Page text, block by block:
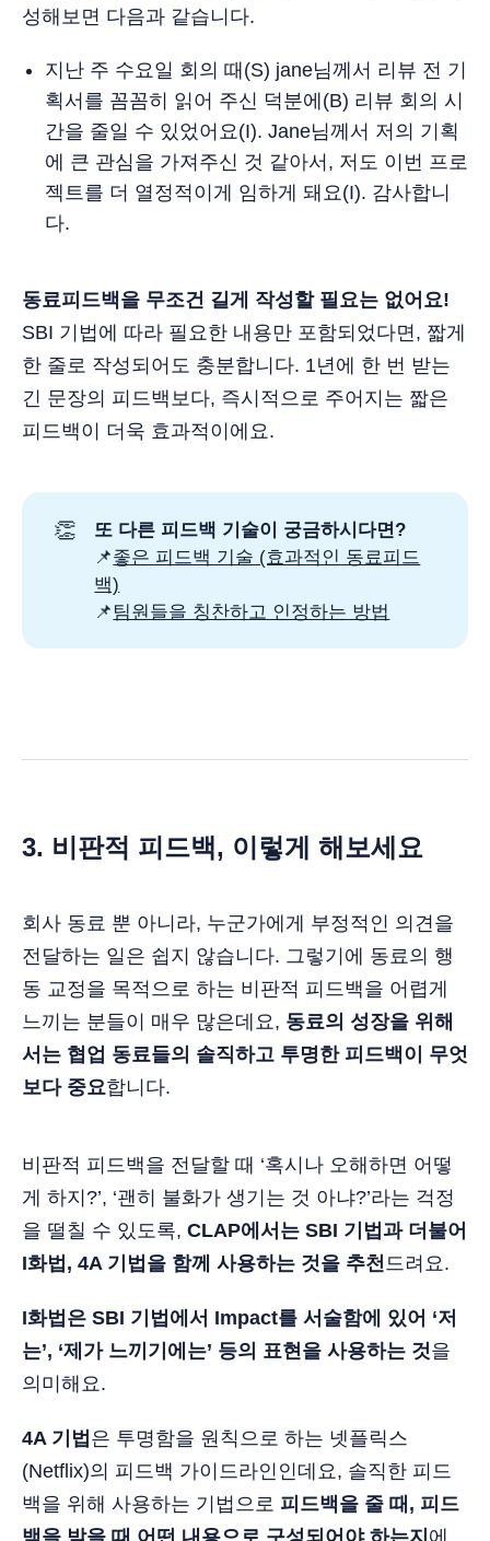
성해보면 다음과 같습니다.
지난 주 수요일 회의 때(S) jane님께서 리뷰 전 기
획서를 꼼꼼히 읽어 주신 덕분에(B) 리뷰 회의 시
간을 줄일 수 있었어요(I). Jane님께서 저의 기획
에 큰 관심을 가져주신 것 같아서, 저도 이번 프로
젝트를 더 열정적이게 임하게 돼요(I). 감사합니
다.
동료피드백을 무조건 길게 작성할 필요는 없어요!
SBI 기법에 따라 필요한 내용만 포함되었다면, 짧게
한 줄로 작성되어도 충분합니다. 1년에 한 번 받는
긴 문장의 피드백보다, 즉시적으로 주어지는 짧은
피드백이 더욱 효과적이에요.
👏
또 다른 피드백 기술이 궁금하시다면?
📌좋은 피드백 기술 (효과적인 동료피드
백)
📌 팀원들을 칭찬하고 인정하는 방법
3. 비판적 피드백, 이렇게 해보세요
회사 동료 뿐 아니라, 누군가에게 부정적인 의견을
전달하는 일은 쉽지 않습니다. 그렇기에 동료의 행
동 교정을 목적으로 하는 비판적 피드백을 어렵게
느끼는 분들이 매우 많은데요, 동료의 성장을 위해
서는 협업 동료들의 솔직하고 투명한 피드백이 무엇
보다 중요합니다.
비판적 피드백을 전달할 때 ‘혹시나 오해하면 어떻
게 하지?’, ‘괜히 불화가 생기는 것 아냐?’라는 걱정
을 떨칠 수 있도록, CLAP에서는 SBI 기법과 더불어
I화법, 4A 기법을 함께 사용하는 것을 추천드려요.
I화법은 SBI 기법에서 Impact를 서술함에 있어 ‘저
는’, ‘제가 느끼기에는’ 등의 표현을 사용하는 것을
의미해요.
4A 기법 은 투명함을 원칙으로 하는 넷플릭스
(Netflix)의 피드백 가이드라인인데요, 솔직한 피드
백을 위해 사용하는 기법으로 피드백을 줄 때, 피드